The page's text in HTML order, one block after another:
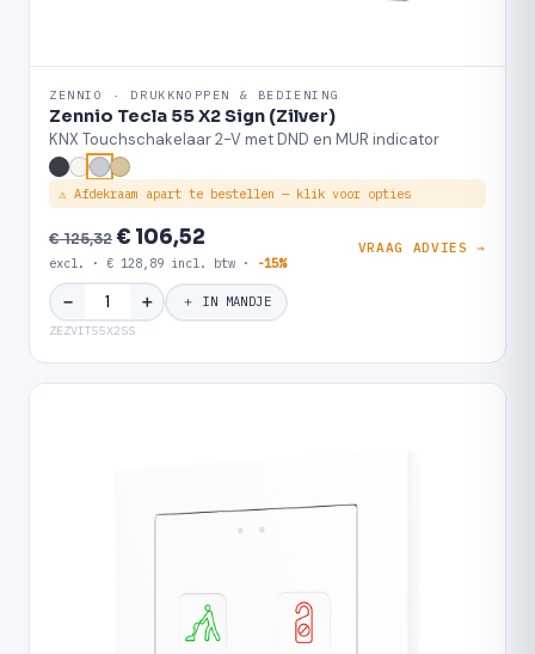
ZENNIO · DRUKKNOPPEN & BEDIENING
Zennio Tecla 55 X2 Sign (Zilver)
KNX Touchschakelaar 2-V met DND en MUR indicator
⚠ Afdekraam apart te bestellen — klik voor opties
€ 125,32€ 106,52
excl. · € 128,89 incl. btw · -15%
VRAAG ADVIES →
− ＋ ＋ IN MANDJE
ZEZVIT55X2SS